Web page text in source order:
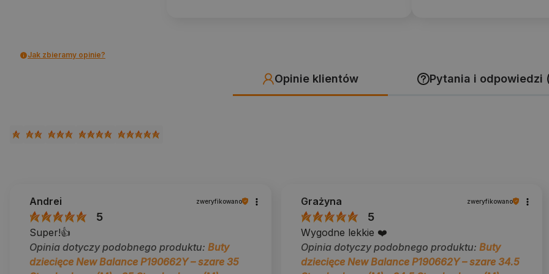
Jak zbieramy opinie?
Opinie klientów Pytania i odpowiedzi
Andrei zweryfikowano
5
Super!👍️
Opinia dotyczy podobnego produktu: Buty
dziecięce New Balance P190662Y – szare 35
Grażyna zweryfikowano
5
Wygodne lekkie ❤️
Opinia dotyczy podobnego produktu: Buty
dziecięce New Balance P190662Y – szare 34.5